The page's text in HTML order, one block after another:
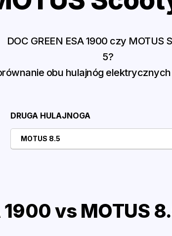
DOC GREEN ESA 1900 czy MOTUS
5?
obu hulajnóg
DRUGA HULAJNOGA
MOTUS 8.5
1900 vs MOTUS